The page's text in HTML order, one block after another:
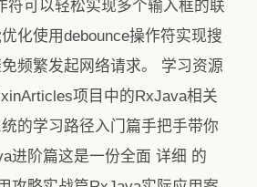
符可以轻松实现多个输入框的联
化使用debounce操作符实现搜
频繁发起网络请求。 学习资源
项目中的RxJava相关
的学习路径入门篇手把手带你
进阶篇这是一份全面 详细 的